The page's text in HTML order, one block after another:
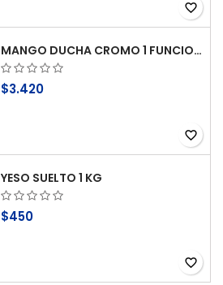
favorite_border
MANGO DUCHA CROMO 1 FUNCION ANTICAL STRETTO
$3.420
favorite_border
YESO SUELTO 1 KG
$450
favorite_border